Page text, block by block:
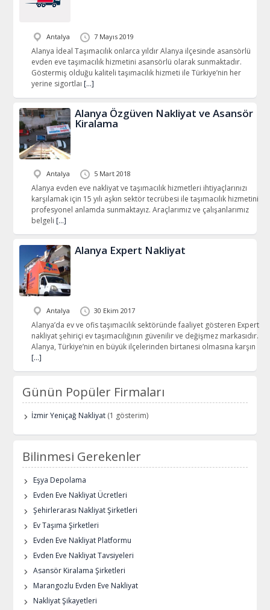
Antalya 7 Mayıs 2019
Alanya İdeal Taşımacılık onlarca yıldır Alanya ilçesinde asansörlü
evden eve taşımacılık hizmetini asansörlü olarak sunmaktadır.
Göstermiş olduğu kaliteli taşımacılık hizmeti ile Türkiye’nin her
yerine sigortlaı […]
Alanya Özgüven Nakliyat ve Asansör
Kiralama
Antalya 5 Mart 2018
Alanya evden eve nakliyat ve taşımacılık hizmetleri ihtiyaçlarınızı
karşılamak için 15 yılı aşkın sektör tecrübesi ile taşımacılık hizmetini
profesyonel anlamda sunmaktayız. Araçlarımız ve çalışanlarımız
belgeli […]
Alanya Expert Nakliyat
Antalya 30 Ekim 2017
Alanya’da ev ve ofis taşımacılık sektöründe faaliyet gösteren Expert
nakliyat şehiriçi ev taşımacılığının güvenilir ve değişmez markasıdır.
Alanya, Türkiye’nin en büyük ilçelerinden birtanesi olmasına karşın
[…]
Günün Popüler Firmaları
İzmir Yeniçağ Nakliyat (1 gösterim)
Bilinmesi Gerekenler
Eşya Depolama
Evden Eve Nakliyat Ücretleri
Şehirlerarası Nakliyat Şirketleri
Ev Taşıma Şirketleri
Evden Eve Nakliyat Platformu
Evden Eve Nakliyat Tavsiyeleri
Asansör Kiralama Şirketleri
Marangozlu Evden Eve Nakliyat
Nakliyat Şikayetleri